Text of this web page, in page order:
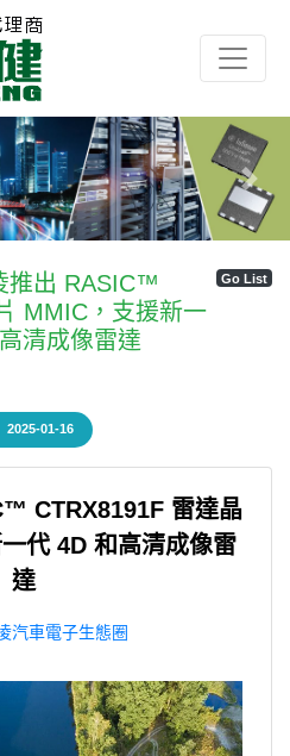
Next
Go List
推出 RASIC™
MMIC，支援新一
清成像雷達
2025-01-16
CTRX8191F 雷達晶
代 4D 和高清成像雷
達
汽車電子生態圈